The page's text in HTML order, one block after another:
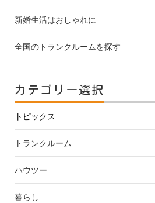
新婚生活はおしゃれに
全国のトランクルームを探す
カテゴリー選択
トピックス
トランクルーム
ハウツー
暮らし